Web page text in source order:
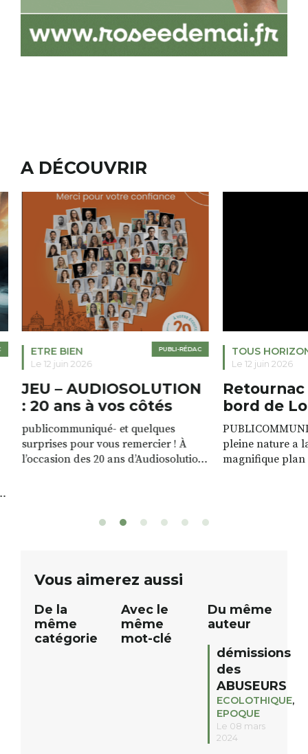
A DÉCOUVRIR
PUBLI-RÉDAC
ETRE BIEN
Le 12 juin 2026
JEU – AUDIOSOLUTION
: 20 ans à vos côtés
publicommuniqué- et quelques
surprises pour vous remercier ! À
l’occasion des 20 ans d’Audiosolution,
sont à gagner, sélectionnés auprès
12h à […]
TOUS
Le 12 juin 2026
bord de
pleine nature a
magnifique plan
Vous aimerez aussi
De la
même
catégorie
Avec le
même
mot-clé
Du même
auteur
démissions
des
ABUSEURS
ECOLOTHIQUE,
EPOQUE
Le 08 mars
2024